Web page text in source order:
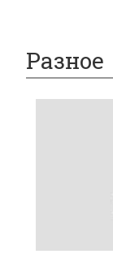
Разное